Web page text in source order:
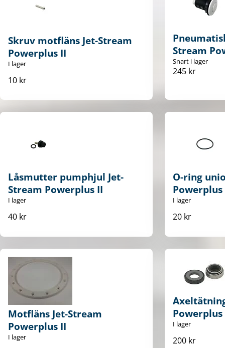
Skruv motfläns Jet-Stream
Powerplus II
I lager
10 kr
Stream
Snart i lager
245 kr
Låsmutter pumphjul Jet-
Stream Powerplus II
I lager
40 kr
O-ring
Powerplus
I lager
20 kr
Motfläns Jet-Stream
Powerplus II
I lager
Powerplus
I lager
200 kr